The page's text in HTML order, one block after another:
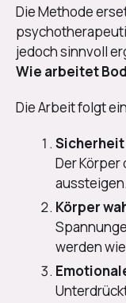
Die Methode
jedoch sinnvoll
Wie arbeitet
Die Arbeit folgt
Der
aussteigen.
Körper
werden